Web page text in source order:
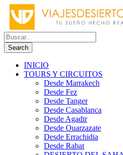
INICIO
TOURS Y CIRCUITOS
Desde Marrakech
Desde Fez
Desde Tanger
Desde Casablanca
Desde Agadir
Desde Ouarzazate
Desde Errachidia
Desde Rabat